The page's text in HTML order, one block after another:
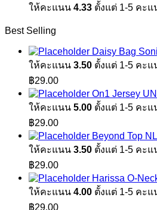
ให้คะแนน 4.33 ตั้งแต่ 1-5 คะ
Best Selling
Daisy Bag
ให้คะแนน 3.50 ตั้งแต่ 1-5 คะ
฿29.00
On1 Jersey
ให้คะแนน 5.00 ตั้งแต่ 1-5 คะ
฿29.00
Beyond Top
ให้คะแนน 3.50 ตั้งแต่ 1-5 คะ
฿29.00
Harissa O-
ให้คะแนน 4.00 ตั้งแต่ 1-5 คะ
฿29.00